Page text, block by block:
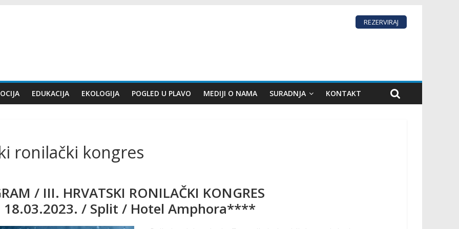
REZERVIRAJ
EDUKACIJA EKOLOGIJA POGLED U PLAVO MEDIJI O NAMA SURADNJA KONTAKT
ronilački kongres
/ III. HRVATSKI RONILAČKI KONGRES
18.03.2023. / Split / Hotel Amphora****